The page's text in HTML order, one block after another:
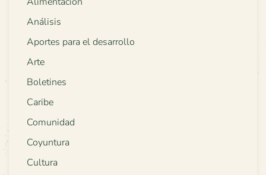
Análisis
Aportes para el desarrollo
Arte
Boletines
Caribe
Comunidad
Coyuntura
Cultura